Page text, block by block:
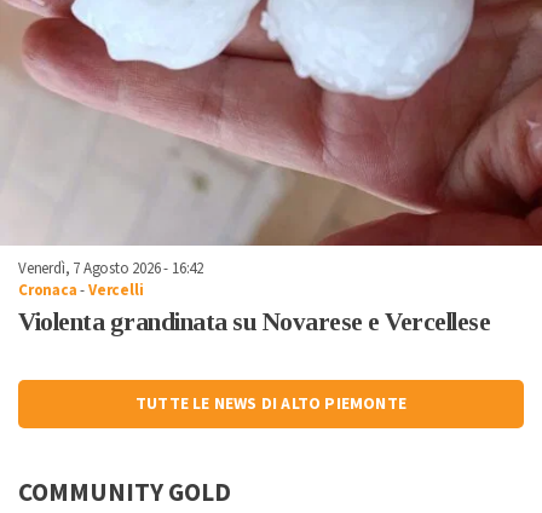
Venerdì, 7 Agosto 2026 - 16:42
Cronaca-Vercelli
Violenta grandinata su Novarese e Vercellese
TUTTE LE NEWS DI ALTO PIEMONTE
COMMUNITY GOLD